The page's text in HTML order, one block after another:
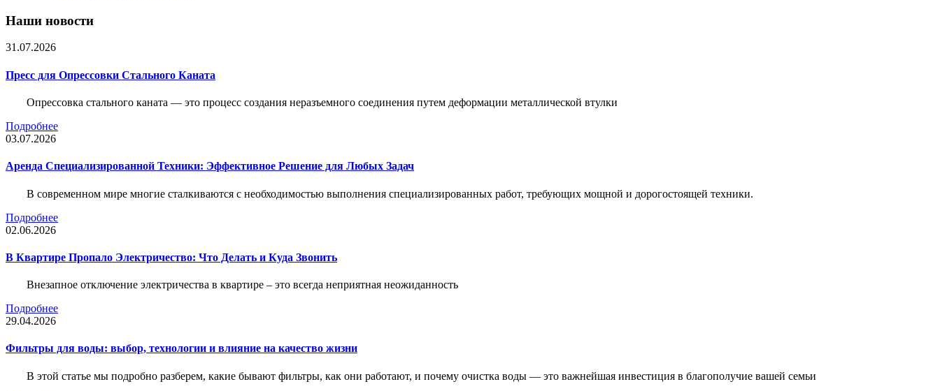
Наши новости
31.07.2026
Пресс для Опрессовки Стального Каната
Опрессовка стального каната — это процесс создания неразъемного соединения путем деформации металлической втулки
Подробнее
03.07.2026
Аренда Специализированной Техники: Эффективное Решение для Любых Задач
В современном мире многие сталкиваются с необходимостью выполнения специализированных работ, требующих мощной и дорогостоящей техники.
Подробнее
02.06.2026
В Квартире Пропало Электричество: Что Делать и Куда Звонить
Внезапное отключение электричества в квартире – это всегда неприятная неожиданность
Подробнее
29.04.2026
Фильтры для воды: выбор, технологии и влияние на качество жизни
В этой статье мы подробно разберем, какие бывают фильтры, как они работают, и почему очистка воды — это важнейшая инвестиция в благополучие вашей семьи